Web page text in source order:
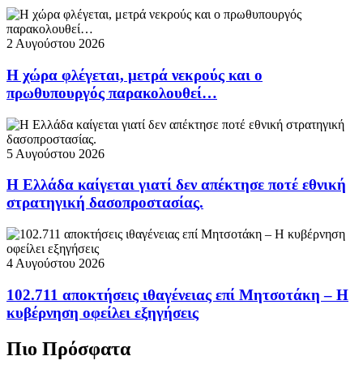
2 Αυγούστου 2026
Η χώρα φλέγεται, μετρά νεκρούς και ο
πρωθυπουργός παρακολουθεί…
5 Αυγούστου 2026
Η Ελλάδα καίγεται γιατί δεν απέκτησε ποτέ εθνική
στρατηγική δασοπροστασίας.
4 Αυγούστου 2026
102.711 αποκτήσεις ιθαγένειας επί Μητσοτάκη – Η
κυβέρνηση οφείλει εξηγήσεις
Πιο Πρόσφατα